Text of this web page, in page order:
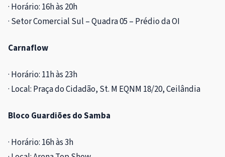
· Horário: 16h às 20h
· Setor Comercial Sul – Quadra 05 – Prédio da OI
Carnaflow
· Horário: 11h às 23h
· Local: Praça do Cidadão, St. M
Bloco Guardiões do Samba
· Horário: 16h às 3h